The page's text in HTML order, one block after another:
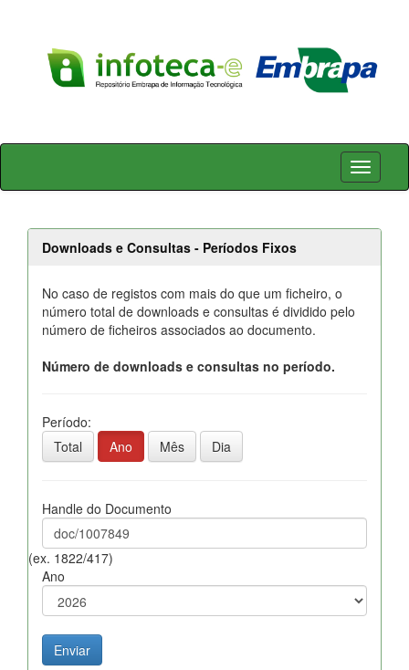
Skip
Downloads e Consultas - Períodos Fixos
No caso de registos com mais do que um ficheiro, o
número total de downloads e consultas é dividido pelo
número de ficheiros associados ao documento.
Número de downloads e consultas no período.
Período:
Total
Ano Mês Dia
Handle do Documento
(ex. 1822/417)
Ano